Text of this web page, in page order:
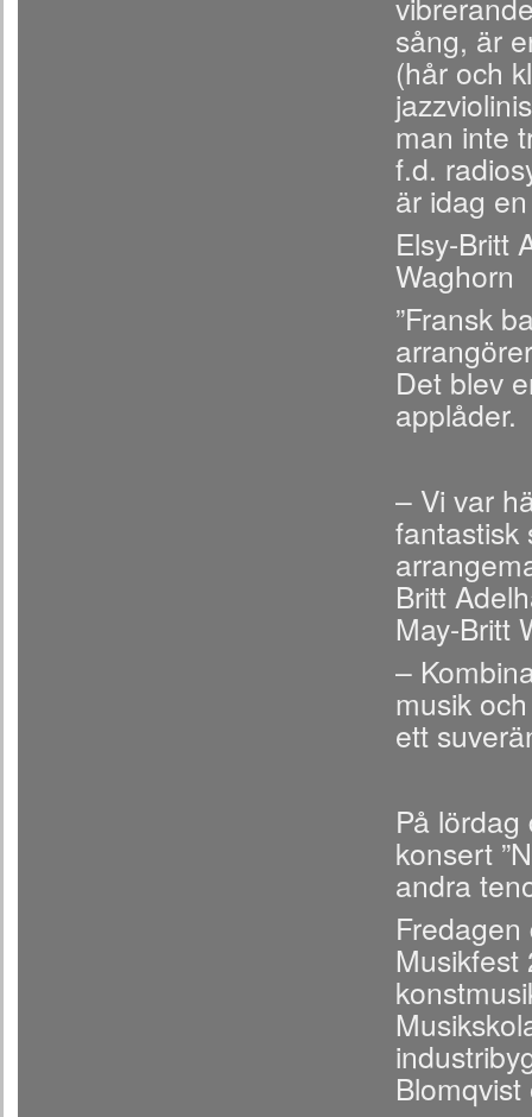
sång, är
(hår och
man inte
f.d.
är idag
Elsy-Britt
Waghorn
”Fransk
Det blev
applåder.
– Vi var
fantastisk
Britt
May-Britt
–
musik
ett
På
konsert
andra
Musikfest